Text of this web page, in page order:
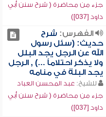
جزء من محاضرة ( شرح سنن أبي
داود [037])
الفهرس: شرح
حديث: (سئل رسول
الله عن الرجل يجد البلل
ولا يذكر احتلاماً ...) , الرجل
يجد البلة في منامه
للشيخ: عبد المحسن العباد
جزء من محاضرة ( شرح سنن أبي
داود [037])